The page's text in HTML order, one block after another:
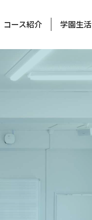
コース紹介 学園生活